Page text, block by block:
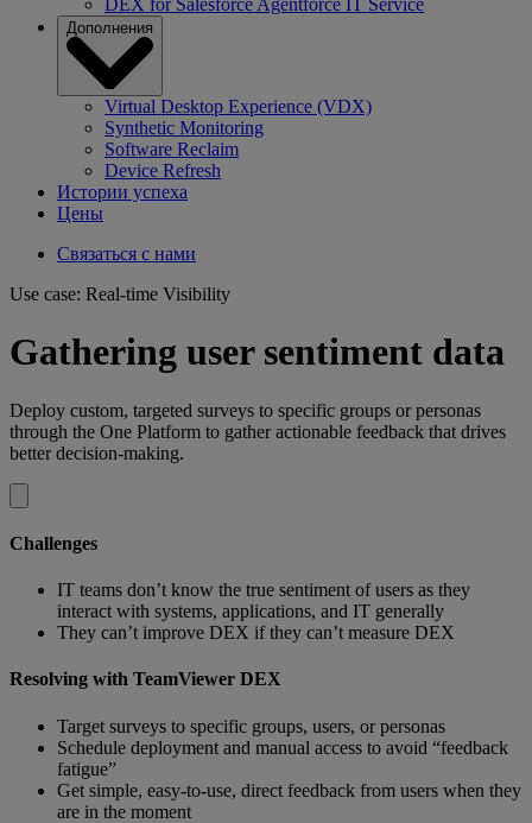
DEX for Salesforce Agentforce IT Service
Дополнения
Virtual Desktop Experience (VDX)
Synthetic Monitoring
Software Reclaim
Device Refresh
Истории успеха
Цены
Связаться с нами
Use case: Real-time Visibility
Gathering user sentiment data
Deploy custom, targeted surveys to specific groups or personas
through the One Platform to gather actionable feedback that drives
better decision-making.
Challenges
IT teams don’t know the true sentiment of users as they
interact with systems, applications, and IT generally
They can’t improve DEX if they can’t measure DEX
Resolving with TeamViewer DEX
Target surveys to specific groups, users, or personas
Schedule deployment and manual access to avoid “feedback
fatigue”
Get simple, easy-to-use, direct feedback from users when they
are in the moment